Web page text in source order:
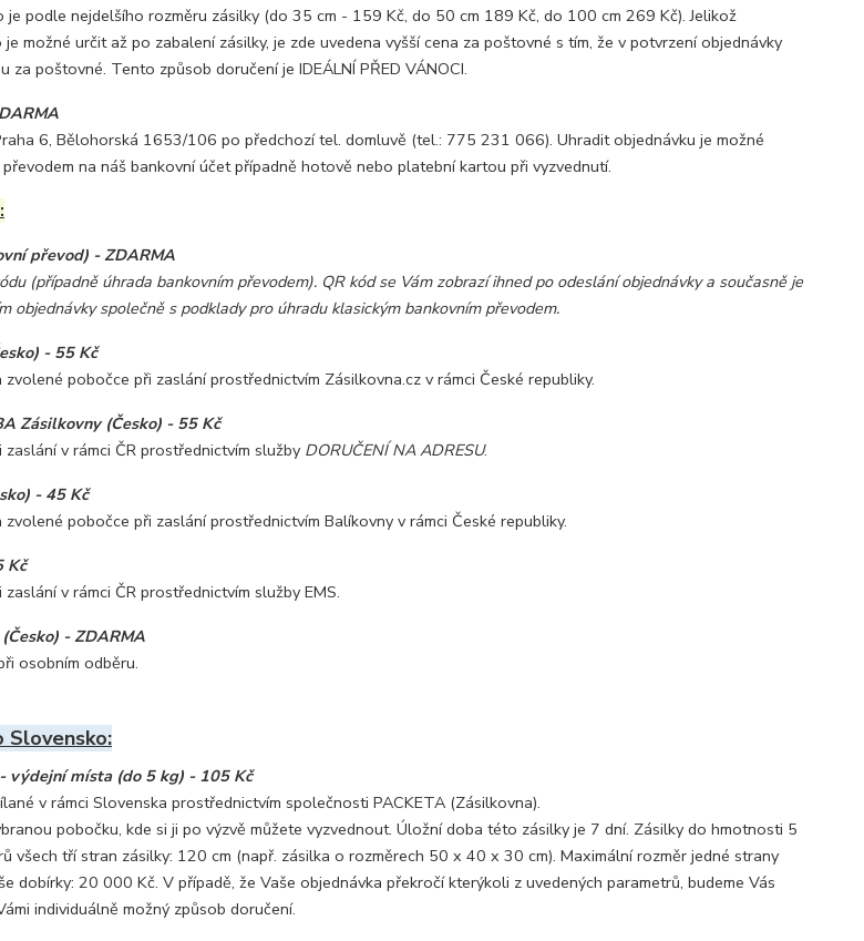
je podle nejdelšího rozměru zásilky (do 35 cm - 159 Kč, do 50 cm 189 Kč, do 100 cm 269 Kč). Jelikož
možné určit až po zabalení zásilky, je zde uvedena vyšší cena za poštovné s tím, že v potvrzení objednávky
za poštovné. Tento způsob doručení je IDEÁLNÍ PŘED VÁNOCI.
6, Bělohorská 1653/106 po předchozí tel. domluvě (tel.: 775 231 066). Uhradit objednávku je možné
na náš bankovní účet případně hotově nebo platební kartou při vyzvednutí.
převod) - ZDARMA
(případně úhrada bankovním převodem). QR kód se Vám zobrazí ihned po odeslání objednávky a současně je
objednávky společně s podklady pro úhradu klasickým bankovním převodem.
- 55 Kč
pobočce při zaslání prostřednictvím Zásilkovna.cz v rámci České republiky.
Zásilkovny (Česko) - 55 Kč
v rámci ČR prostřednictvím služby DORUČENÍ NA ADRESU.
- 45 Kč
pobočce při zaslání prostřednictvím Balíkovny v rámci České republiky.
Kč
v rámci ČR prostřednictvím služby EMS.
- ZDARMA
osobním odběru.
Slovensko:
výdejní místa (do 5 kg) - 105 Kč
v rámci Slovenska prostřednictvím společnosti PACKETA (Zásilkovna).
pobočku, kde si ji po výzvě můžete vyzvednout. Úložní doba této zásilky je 7 dní. Zásilky do hmotnosti 5
všech tří stran zásilky: 120 cm (např. zásilka o rozměrech 50 x 40 x 30 cm). Maximální rozměr jedné strany
dobírky: 20 000 Kč. V případě, že Vaše objednávka překročí kterýkoli z uvedených parametrů, budeme Vás
individuálně možný způsob doručení.